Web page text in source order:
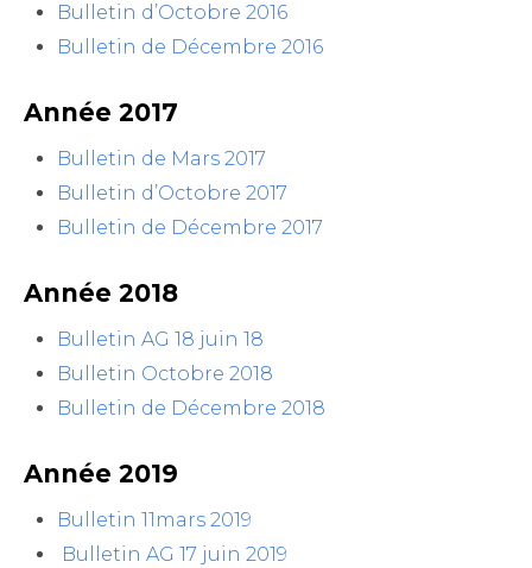
Bulletin d’Octobre 2016
Bulletin de Décembre 2016
Année 2017
Bulletin de Mars 2017
Bulletin d’Octobre 2017
Bulletin de Décembre 2017
Année 2018
Bulletin AG 18 juin 18
Bulletin Octobre 2018
Bulletin de Décembre 2018
Année 2019
Bulletin 11mars 2019
Bulletin AG 17 juin 2019